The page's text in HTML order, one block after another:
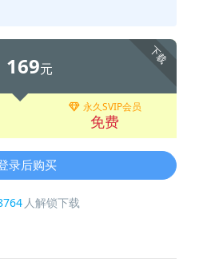
下载
169元
永久SVIP会员
免费
录后购买
人解锁下载